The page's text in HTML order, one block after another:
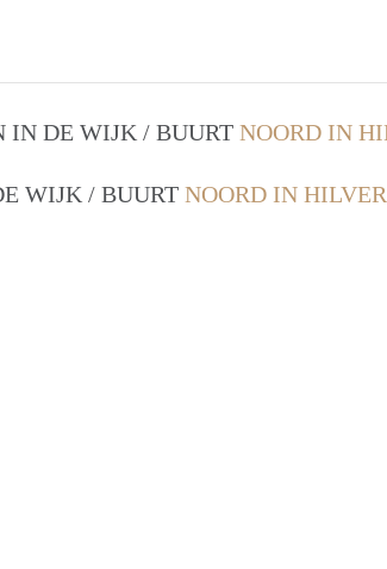
IN DE WIJK / BUURT NOORD IN
WIJK / BUURT NOORD IN